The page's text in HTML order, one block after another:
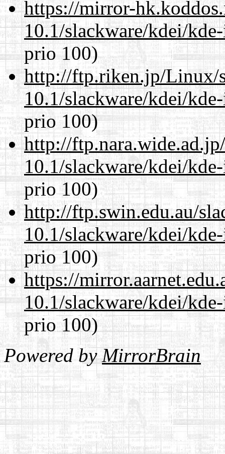
https://mirror-
10.1/slackware/kdei/
prio 100)
http://ftp.riken.jp/Linux/
10.1/slackware/kdei/
prio 100)
http://
10.1/slackware/kdei/
prio 100)
http://ftp.swin.edu.au/
10.1/slackware/kdei/
prio 100)
https://
10.1/slackware/kdei/
prio 100)
Powered byMirrorBrain